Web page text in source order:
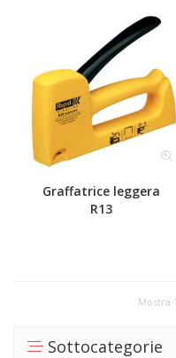
Graffatrice leggera
R13
Mostra
Sottocategorie